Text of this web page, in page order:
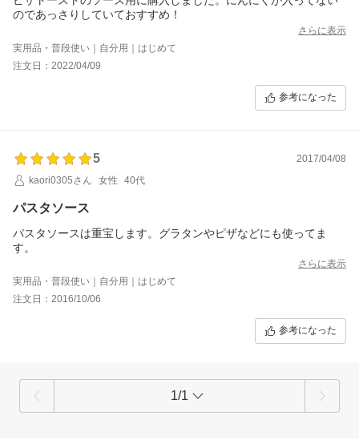
のであっさりしていておすすめ！
さらに表示
実用品・普段使い｜自分用｜はじめて
注文日：2022/04/09
参考になった
5
2017/04/08
kaori0305さん
女性 40代
パスタソース
パスタソースは重宝します。グラタンやピザなどにも使ってま
す。
さらに表示
実用品・普段使い｜自分用｜はじめて
注文日：2016/10/06
参考になった
1/1